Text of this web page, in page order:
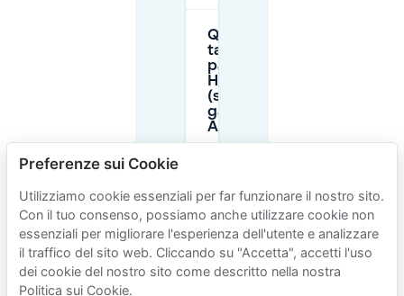
Quali sono le
tariffe di
parcheggio a
Hollandsekant
(strada vs
garage) ad
Almere Stad?
parcheggio a
pagamento si
applicano ad
Almere Stad
intorno a
Hollandsekant?
Preferenze sui Cookie
Utilizziamo cookie essenziali per far funzionare il nostro sito.
Con il tuo consenso, possiamo anche utilizzare cookie non
essenziali per migliorare l'esperienza dell'utente e analizzare
il traffico del sito web. Cliccando su "Accetta", accetti l'uso
dei cookie del nostro sito come descritto nella nostra
Politica sui Cookie.